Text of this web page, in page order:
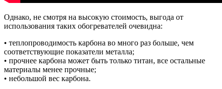
Однако, не смотря на высокую стоимость, выгода от
использования таких обогревателей очевидна:
• теплопроводимость карбона во много раз больше, чем
соответствующие показатели металла;
• прочнее карбона может быть только титан, все остальные
материалы менее прочные;
• небольшой вес карбона.